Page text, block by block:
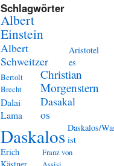
Schlagwörter
Albert
Einstein
Albert
Schweitzer
Aristotel
es
Bertolt
Brecht
Christian
Morgenstern
Dalai
Lama
Dasakal
os
Daskalos Daskalos/
ist
Erich
Franz von